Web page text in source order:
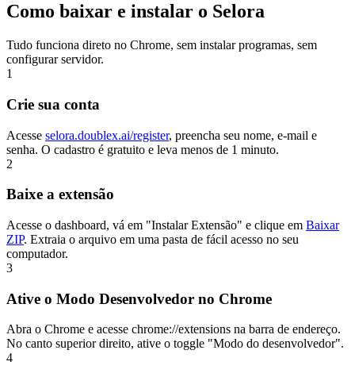
Como baixar e instalar o Selora
Tudo funciona direto no Chrome, sem instalar programas, sem
configurar servidor.
1
Crie sua conta
Acesse selora.doublex.ai/register, preencha seu nome, e-mail e
senha. O cadastro é gratuito e leva menos de 1 minuto.
2
Baixe a extensão
Acesse o dashboard, vá em "Instalar Extensão" e clique em Baixar
ZIP. Extraia o arquivo em uma pasta de fácil acesso no seu
computador.
3
Ative o Modo Desenvolvedor no Chrome
Abra o Chrome e acesse chrome://extensions na barra de endereço.
No canto superior direito, ative o toggle "Modo do desenvolvedor".
4